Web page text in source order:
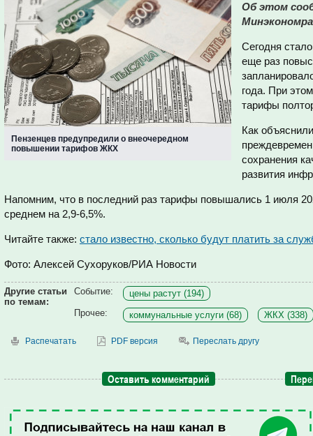
Пензенцев предупредили о внеочередном
повышении тарифов ЖКХ
Об этом
Сегодня
еще раз
года. При
тарифы
Как
сохранения
развития
Напомним, что в последний раз тарифы повышались 1 июля
среднем на 2,9-6,5%.
Читайте также: стало известно, сколько будут платить за
Фото: Алексей Сухоруков/РИА Новости
Другие статьи
по темам:
Событие:
цены растут (194)
Прочее:
коммунальные услуги (68) ЖКХ (338)
Распечатать PDF версия Переслать другу
Оставить комментарий